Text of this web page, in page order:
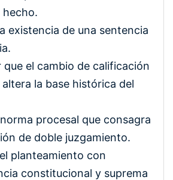
existencia de una sentencia
que el cambio de calificación
la base histórica del
procesal que consagra
de doble juzgamiento.
planteamiento con
constitucional y suprema